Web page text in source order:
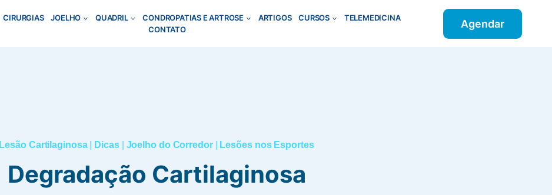
CIRURGIAS JOELHO QUADRIL CONDROPATIAS E ARTROSE ARTIGOS CURSOS
TELEMEDICINA
CONTATO
Agendar
Lesão Cartilaginosa| Dicas| Joelho do Corredor| Lesões nos Esportes
Degradação Cartilaginosa